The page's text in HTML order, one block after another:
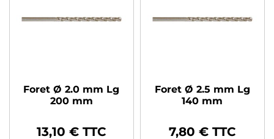
Foret Ø 2.0 mm Lg
200 mm
13,10 € TTC
Foret Ø 2.5 mm Lg
140 mm
7,80 € TTC